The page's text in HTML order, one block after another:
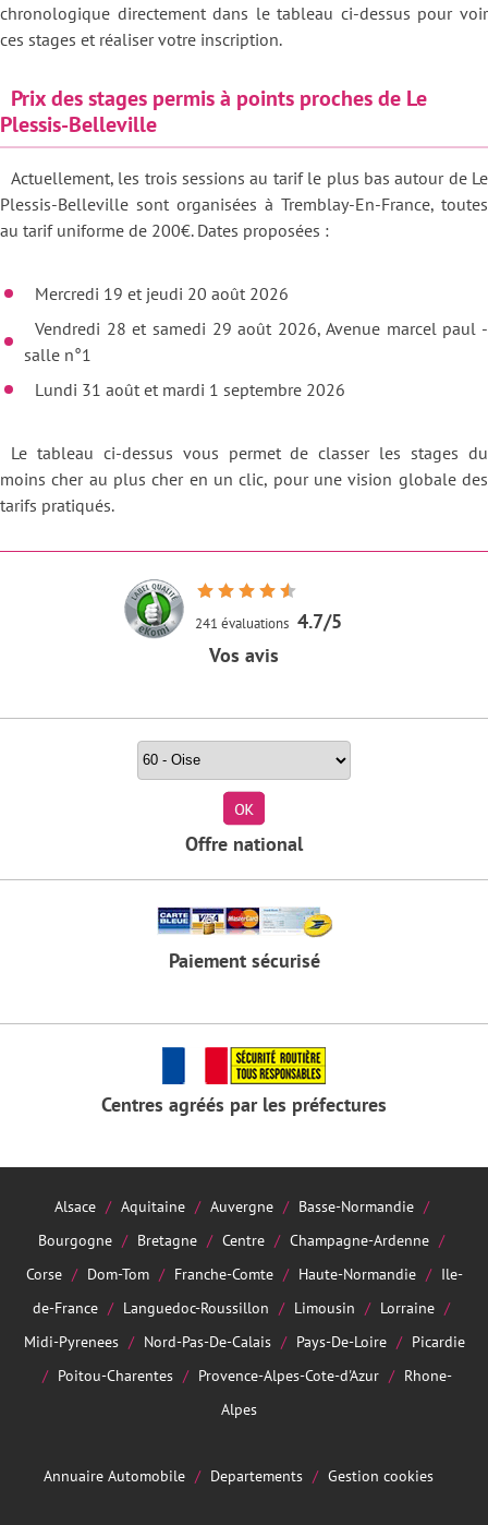
chronologique directement dans le tableau ci-dessus pour voir
ces stages et réaliser votre inscription.
Prix des stages permis à points proches de Le
Plessis-Belleville
Actuellement, les trois sessions au tarif le plus bas autour de Le
Plessis-Belleville sont organisées à Tremblay-En-France, toutes
au tarif uniforme de 200€. Dates proposées :
Mercredi 19 et jeudi 20 août 2026
Vendredi 28 et samedi 29 août 2026, Avenue marcel paul -
salle n°1
Lundi 31 août et mardi 1 septembre 2026
Le tableau ci-dessus vous permet de classer les stages du
moins cher au plus cher en un clic, pour une vision globale des
tarifs pratiqués.
241 évaluations 4.7/5
Vos avis
Rechercher un stage par département
Offre national
Paiement sécurisé
Centres agréés par les préfectures
Alsace Aquitaine Auvergne
Basse-Normandie
Bourgogne
Bretagne Centre
Champagne-Ardenne
Corse
Dom-Tom Franche-Comte Haute-Normandie
Ile-
de-France
Languedoc-Roussillon Limousin
Lorraine
Midi-Pyrenees
Nord-Pas-De-Calais Pays-De-Loire
Picardie
Poitou-Charentes
Provence-Alpes-Cote-d'Azur
Rhone-
Alpes
Annuaire Automobile Departements Gestion cookies